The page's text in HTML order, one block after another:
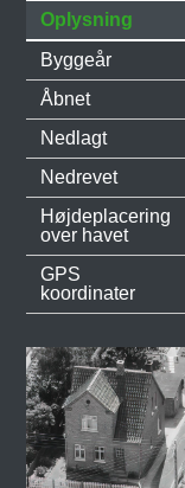
Oplysning
Byggeår
Åbnet
Nedlagt
Nedrevet
Højdeplacering
over havet
GPS
koordinater